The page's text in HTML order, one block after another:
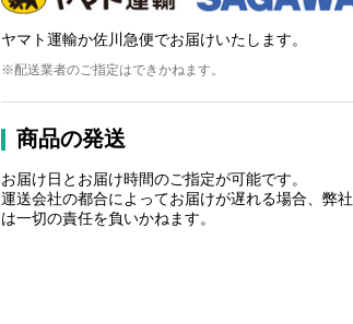
ヤマト運輸か佐川急便でお届けいたします。
※配送業者のご指定はできかねます。
商品の発送
お届け日とお届け時間のご指定が可能です。
運送会社の都合によってお届けが遅れる場合、弊社
は一切の責任を負いかねます。